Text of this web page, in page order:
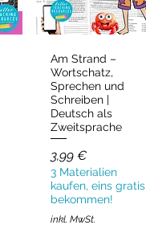
Schnellansicht
Am Strand –
Wortschatz,
Sprechen und
Schreiben |
Deutsch als
Zweitsprache
Preis
3,99 €
3 Materialien
kaufen, eins gratis
bekommen!
inkl. MwSt.